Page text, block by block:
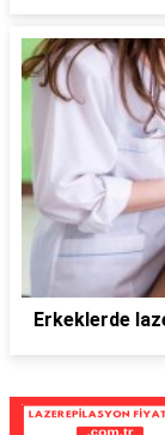
Erkeklerde